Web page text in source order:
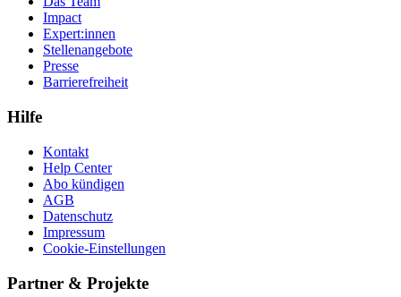
Impact
Expert:innen
Stellenangebote
Presse
Barrierefreiheit
Hilfe
Kontakt
Help Center
Abo kündigen
AGB
Datenschutz
Impressum
Cookie-Einstellungen
Partner & Projekte